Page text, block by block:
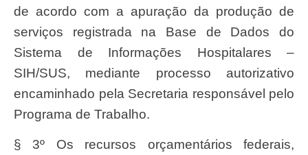
de acordo com a apuração da produção de
serviços registrada na Base de Dados do
Sistema de Informações Hospitalares –
SIH/SUS, mediante processo autorizativo
encaminhado pela Secretaria responsável pelo
Programa de Trabalho.
§ 3º Os recursos orçamentários federais,